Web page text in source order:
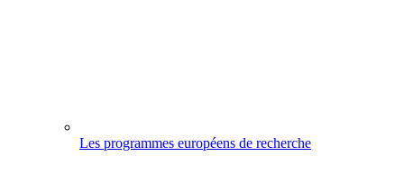
Les programmes européens de recherche